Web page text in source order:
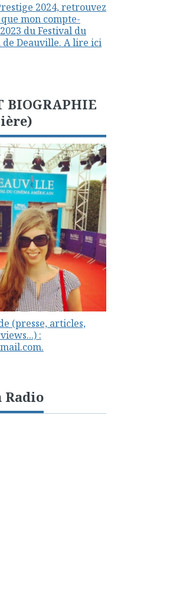
2024, retrouvez
mon compte-
du Festival du
Deauville. A lire ici
BIOGRAPHIE
(presse, articles,
:
Radio